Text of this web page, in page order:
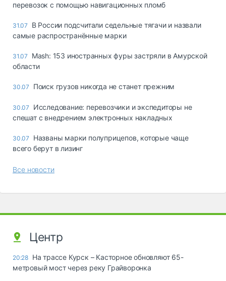
перевозок с помощью навигационных пломб
31.07
В России подсчитали седельные тягачи и назвали
самые распространённые марки
31.07
Mash: 153 иностранных фуры застряли в Амурской
области
30.07 Поиск грузов никогда не станет прежним
30.07
Исследование: перевозчики и экспедиторы не
спешат с внедрением электронных накладных
30.07
Названы марки полуприцепов, которые чаще
всего берут в лизинг
Все новости
Центр
20:28 На трассе Курск – Касторное обновляют 65-
метровый мост через реку Грайворонка